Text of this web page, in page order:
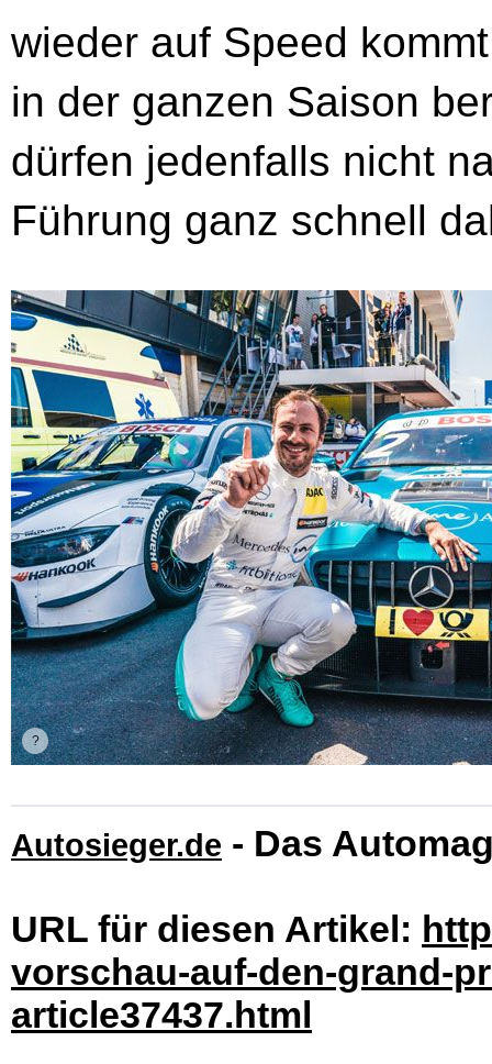
wieder auf Speed
in der ganzen Saison
dürfen jedenfalls nicht
Führung ganz schnell
Autosieger.de - Das
URL für diesen Artikel:
vorschau-auf-den-grand-
article37437.html